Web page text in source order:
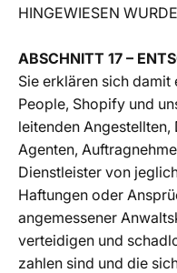
HINGEWIESEN
ABSCHNITT 17 –
Sie erklären sich damit
People, Shopify und
leitenden
Agenten,
Dienstleister von
Haftungen oder
angemessener
verteidigen und
zahlen sind und die